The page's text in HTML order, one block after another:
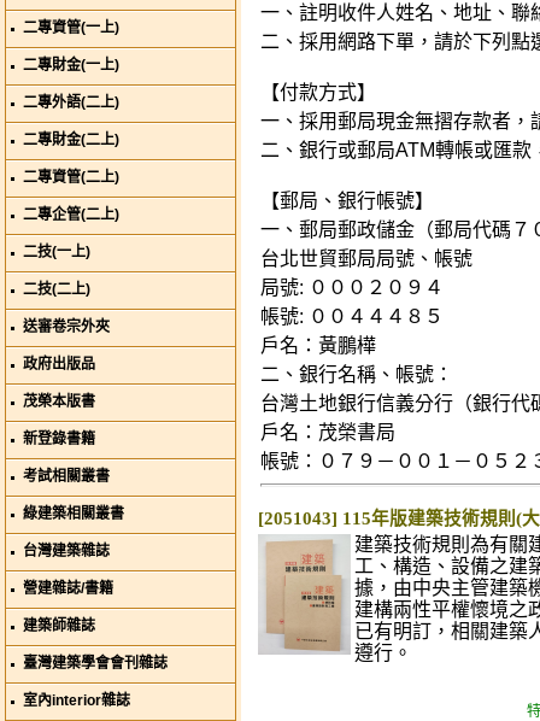
二專資管(一上)
二專財金(一上)
二專外語(二上)
二專財金(二上)
二專資管(二上)
二專企管(二上)
二技(一上)
二技(二上)
送審卷宗外夾
政府出版品
茂榮本版書
新登錄書籍
考試相關叢書
綠建築相關叢書
台灣建築雜誌
營建雜誌/書籍
建築師雜誌
臺灣建築學會會刊雜誌
室內interior雜誌
一、註明收件人姓名、地址、
二、採用網路下單，請於下列點
【付款方式】
一、採用郵局現金無摺存款者，
二、銀行或郵局ATM轉帳或匯
【郵局、銀行帳號】
一、郵局郵政儲金（郵局代碼７
台北世貿郵局局號、帳號
局號: ０００２０９４
帳號: ００４４４８５
戶名：黃鵬樺
二、銀行名稱、帳號：
台灣土地銀行信義分行（銀行代
戶名：茂榮書局
帳號：０７９－００１－０５２
[2051043] 115年版建築技術規則(
建築技術規則為有關
工、構造、設備之建
據，由中央主管建築
建構兩性平權懷境之
已有明訂，相關建築
遵行。